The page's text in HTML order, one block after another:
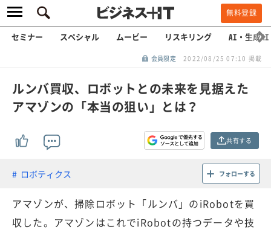
無料登録
セミナー スペシャル ムービー リスキリング AI・生成AI
会員限定 2022/08/25 07:10 掲載
ルンバ買収、ロボットとの未来を見据えた
アマゾンの「本当の狙い」とは？
共有する
ロボティクス フォローする
アマゾンが、掃除ロボット「ルンバ」のiRobotを買
収した。アマゾンはこれでiRobotの持つデータや技